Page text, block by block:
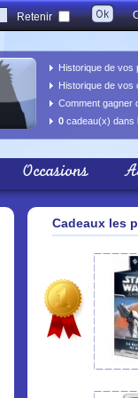
Retenir
Historique de vos
Historique de vos
Comment gagner
0 cadeau(x) dans
Occasions
Cadeaux les